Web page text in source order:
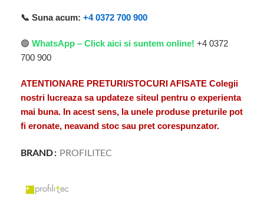
📞 Suna acum: +4 0372 700 900
🟢 WhatsApp – Click aici si suntem online! +4 0372
700 900
ATENTIONARE PRETURI/STOCURI AFISATE Colegii
nostri lucreaza sa updateze siteul pentru o experienta
mai buna. In acest sens, la unele produse preturile pot
fi eronate, neavand stoc sau pret corespunzator.
BRAND PROFILITEC